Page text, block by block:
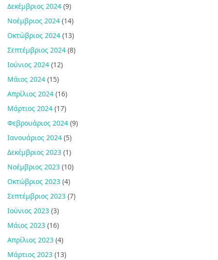
Δεκέμβριος 2024 (9)
Νοέμβριος 2024 (14)
Οκτώβριος 2024 (13)
Σεπτέμβριος 2024 (8)
Ιούνιος 2024 (12)
Μάιος 2024 (15)
Απρίλιος 2024 (16)
Μάρτιος 2024 (17)
Φεβρουάριος 2024 (9)
Ιανουάριος 2024 (5)
Δεκέμβριος 2023 (1)
Νοέμβριος 2023 (10)
Οκτώβριος 2023 (4)
Σεπτέμβριος 2023 (7)
Ιούνιος 2023 (3)
Μάιος 2023 (16)
Απρίλιος 2023 (4)
Μάρτιος 2023 (13)